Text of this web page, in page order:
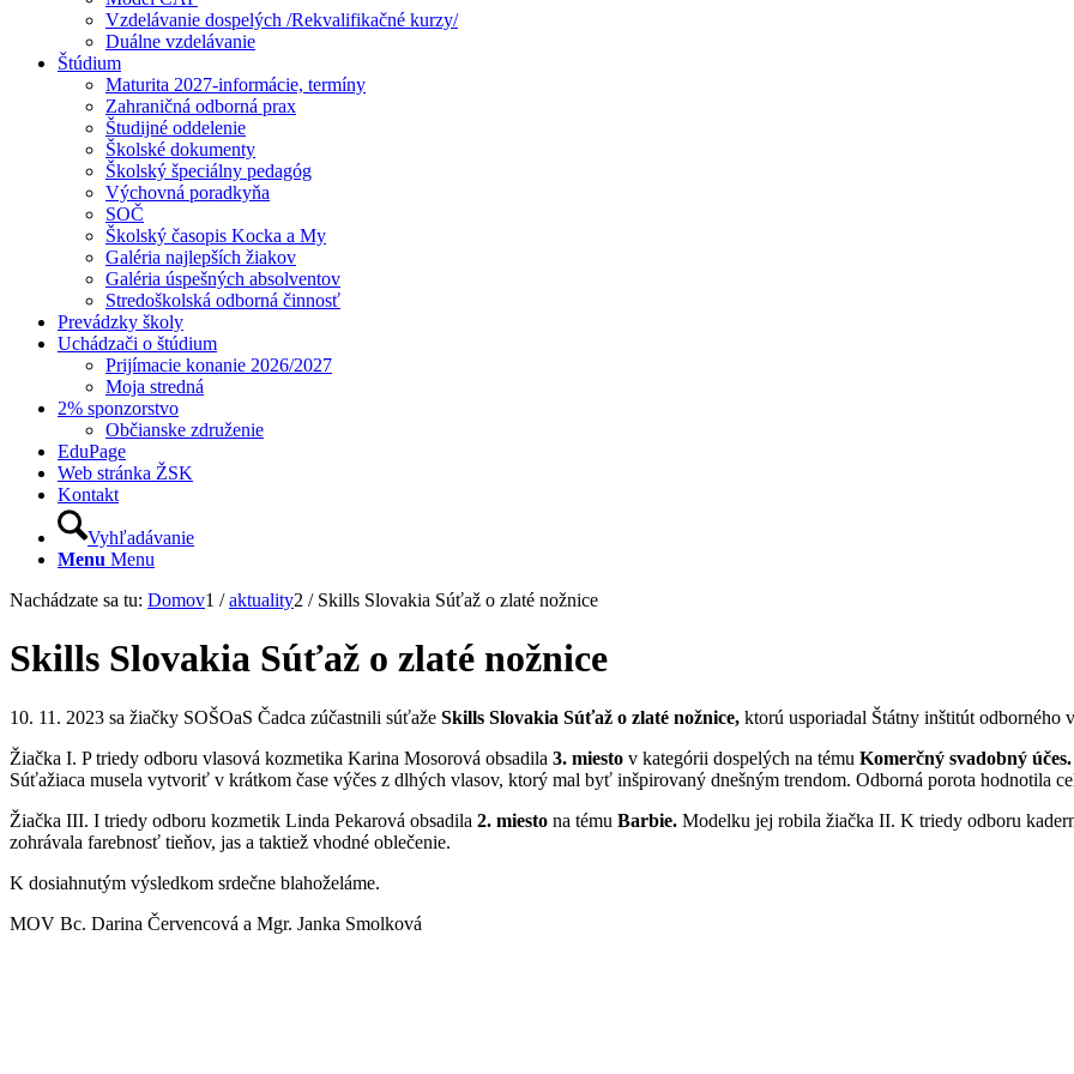
Vzdelávanie dospelých /Rekvalifikačné kurzy/
Duálne vzdelávanie
Štúdium
Maturita 2027-informácie, termíny
Zahraničná odborná prax
Študijné oddelenie
Školské dokumenty
Školský špeciálny pedagóg
Výchovná poradkyňa
SOČ
Školský časopis Kocka a My
Galéria najlepších žiakov
Galéria úspešných absolventov
Stredoškolská odborná činnosť
Prevádzky školy
Uchádzači o štúdium
Prijímacie konanie 2026/2027
Moja stredná
2% sponzorstvo
Občianske združenie
EduPage
Web stránka ŽSK
Kontakt
Vyhľadávanie
Menu Menu
Nachádzate sa tu: Domov1 / aktuality2 / Skills Slovakia Súťaž o zlaté nožnice
Skills Slovakia Súťaž o zlaté nožnice
10. 11. 2023 sa žiačky SOŠOaS Čadca zúčastnili súťaže Skills Slovakia Súťaž o zlaté nožnice, ktorú usporiadal Štátny inštitút odborného
Žiačka I. P triedy odboru vlasová kozmetika Karina Mosorová obsadila 3. miesto v kategórii dospelých na tému Komerčný svadobný
Súťažiaca musela vytvoriť v krátkom čase výčes z dlhých vlasov, ktorý mal byť inšpirovaný dnešným trendom. Odborná porota hodnotila
Žiačka III. I triedy odboru kozmetik Linda Pekarová obsadila 2. miesto na tému Barbie. Modelku jej robila žiačka II. K triedy odboru
zohrávala farebnosť tieňov, jas a taktiež vhodné oblečenie.
K dosiahnutým výsledkom srdečne blahoželáme.
MOV Bc. Darina Červencová a Mgr. Janka Smolková